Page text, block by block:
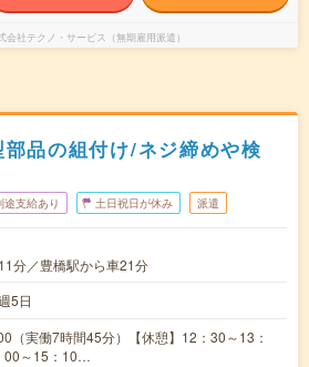
会社テクノ・サービス（無期雇用派遣）
部品の組付け/ネジ締めや検
途支給あり 土日祝日が休み 派遣
分／豊橋駅から車21分
5日
（実働7時間45分）【休憩】12：30～13：
～15：10…